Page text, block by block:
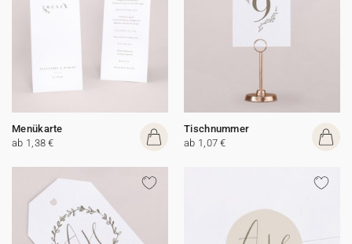
Menükarte
ab 1,38 €
Tischnummer
ab 1,07 €